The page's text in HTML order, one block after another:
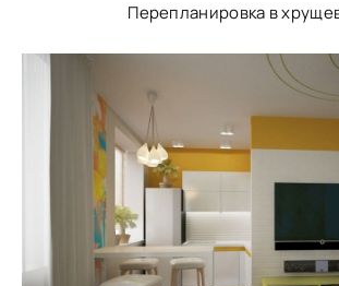
Перепланировка в